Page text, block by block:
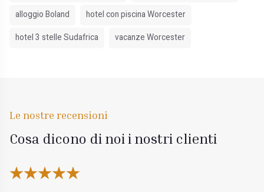
alloggio Boland
hotel con piscina Worcester
hotel 3 stelle Sudafrica
vacanze Worcester
Le nostre recensioni
Cosa dicono di noi i nostri clienti